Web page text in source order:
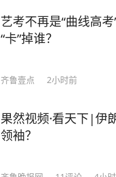
艺考不再是“曲线高
“卡”掉谁？
齐鲁壹点 2小时前
果然视频·看天下|伊
领袖？